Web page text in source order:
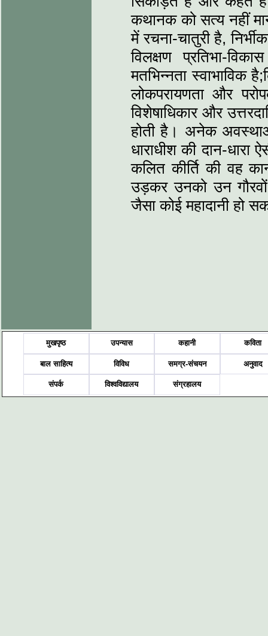
कथानक को सत्य नहीं
में रचना-चातुरी है,
विलक्षण प्रतिभा-
मतभिन्नता स्वाभाविक
लोकपरायणता और
विशेषाधिकार और
होती है। अनेक
धाराधीश की दान-
कलित कीर्ति की वह
उड़कर उनको उन
जैसा कोई महादानी हो
मुखपृष्ठ उपन्यास कहानी कविता
बाल साहित्य विविध समग्र-संचयन अनुवाद
संपर्क विश्वविद्यालय संग्रहालय